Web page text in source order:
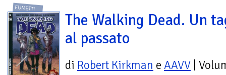
FUMETTI
The Walking Dead. Un
al passato
di Robert Kirkman e AAVV |